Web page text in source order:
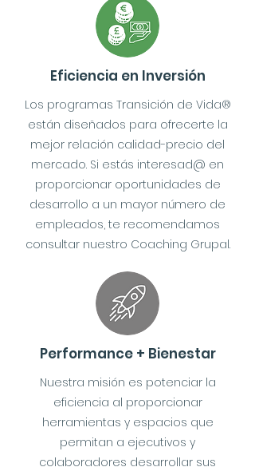
Eficiencia en Inversión
Los programas Transición de Vida®
están diseñados para ofrecerte la
mejor relación calidad-precio del
mercado. Si estás interesad@ en
proporcionar oportunidades de
desarrollo a un mayor número de
empleados, te recomendamos
consultar nuestro Coaching Grupal.
Performance + Bienestar
Nuestra misión es potenciar la
eficiencia al proporcionar
herramientas y espacios que
permitan a ejecutivos y
colaboradores desarrollar sus